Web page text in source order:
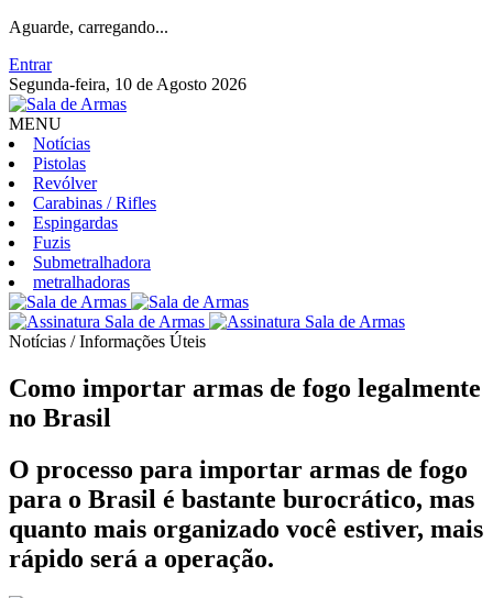
Aguarde, carregando...
Entrar
Segunda-feira, 10 de Agosto 2026
MENU
Notícias
Pistolas
Revólver
Carabinas / Rifles
Espingardas
Fuzis
Submetralhadora
metralhadoras
Notícias / Informações Úteis
Como importar armas de fogo legalmente
no Brasil
O processo para importar armas de fogo
para o Brasil é bastante burocrático, mas
quanto mais organizado você estiver, mais
rápido será a operação.